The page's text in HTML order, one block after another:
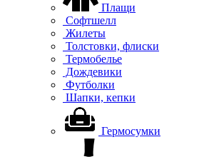
Плащи
Софтшелл
Жилеты
Толстовки, флиски
Термобелье
Дождевики
Футболки
Шапки, кепки
Гермосумки